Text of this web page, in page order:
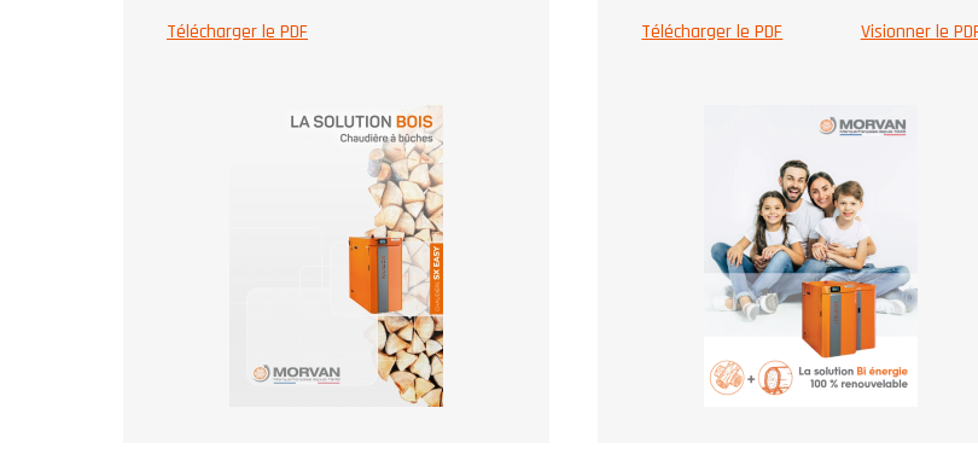
Télécharger le PDF Télécharger le PDF Visionner le